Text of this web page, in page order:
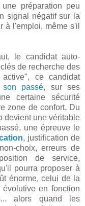
préparation peu
signal négatif sur la
à l'emploi, même s'il
le candidat auto-
de recherche des
ce candidat
passé, sur ses
certaine sécurité
zone de confort. Du
devient une véritable
une épreuve le
, justification de
choix, erreurs de
de service,
pourra proposer à
énorme, celui de la
en fonction
alors quand les